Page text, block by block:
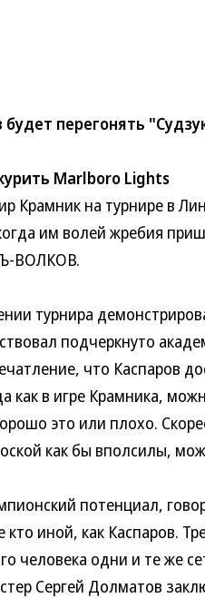
будет перегонять
Marlboro Lights
на турнире в
им волей жребия
ВОЛКОВ.
турнира
подчеркнуто
что Каспаров
как в игре Крамника,
это или плохо.
как бы вполсилы,
потенциал,
кто иной, как Каспаров.
человека одни и те же
Сергей Долматов